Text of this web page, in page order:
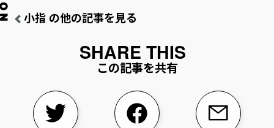
小指 の他の記事を見る
この記事を共有